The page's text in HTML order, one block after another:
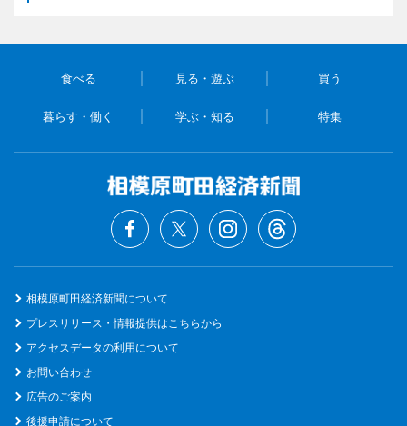
食べる 見る・遊ぶ 買う
暮らす・働く 学ぶ・知る 特集
相模原町田経済新聞について
プレスリリース・情報提供はこちらから
アクセスデータの利用について
お問い合わせ
広告のご案内
後援申請について